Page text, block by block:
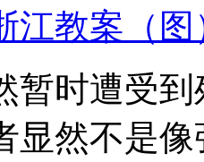
江教案（图
暂时遭受
显然不是